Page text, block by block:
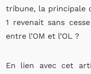
tribune, la principale
1 revenait sans
entre l’OM et l’OL ?
En lien avec cet